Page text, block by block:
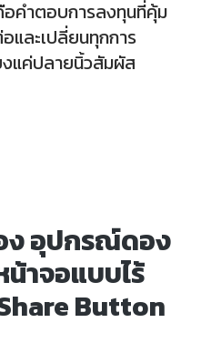
คำตอบการลงทุนที่คุ้ม
และเปลี่ยนทุกการ
งแค่ปลายนิ้วสัมผัส
อุปกรณ์ดอง
าจอแบบไร้
Button